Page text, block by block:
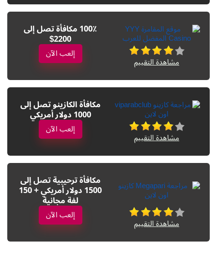
100٪ مكافأة تصل إلى
2200$
مشاهدة التقييم
إلعب الآن
مكافأة الكازينو تصل إلى
1000 دولار أمريكي
مشاهدة التقييم
إلعب الآن
مكافأة ترحيبية تصل إلى
1500 دولار أمريكي + 150
لفة مجانية
مشاهدة التقييم
إلعب الآن